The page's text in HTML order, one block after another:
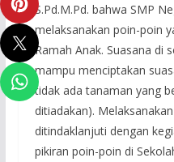
S.Pd.M.Pd. bahwa SMP
melaksanakan poin-poin
Ramah Anak. Suasana di
mampu menciptakan
tidak ada tanaman yang
ditiadakan).
ditindaklanjuti dengan
pikiran poin-poin di